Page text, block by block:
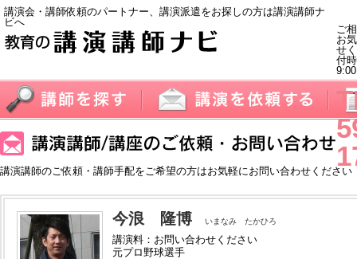
講演会・講師依頼のパートナー、講演派遣をお探しの方は講演講師ナ
ビへ
ご
お
せ
付
講演講師のご依頼・講師手配をご希望の方はお気軽にお問い合わせください
今浪 隆博 いまなみ たかひろ
講演料：お問い合わせください
元プロ野球選手